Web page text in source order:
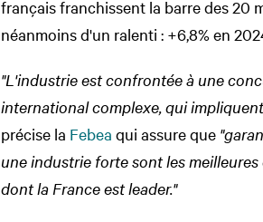
français franchissent la barre des 20
néanmoins d'un ralenti : +6,8% en
"L'industrie est confrontée à une
international complexe, qui
précise la Febea qui assure que
une industrie forte sont les
dont la France est leader."